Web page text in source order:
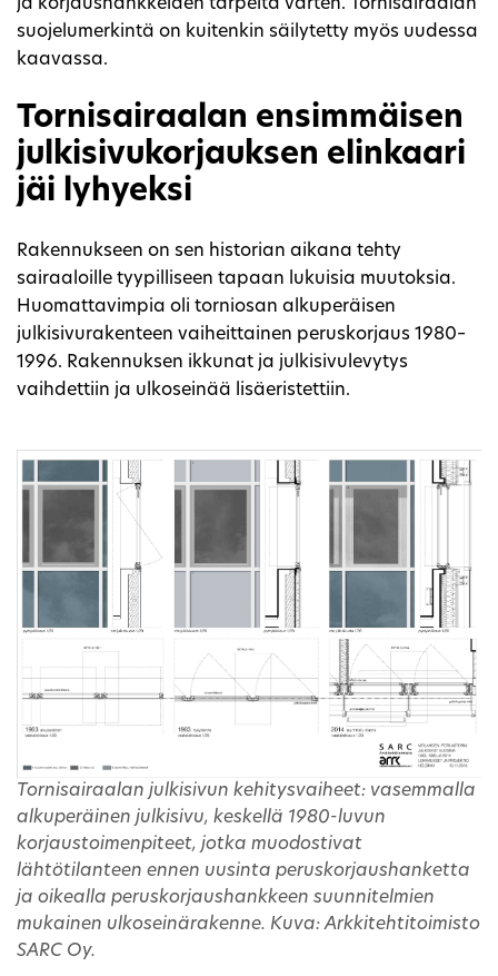
ja korjaushankkeiden tarpeita varten. Tornisairaalan
suojelumerkintä on kuitenkin säilytetty myös uudessa
kaavassa.
Tornisairaalan ensimmäisen
julkisivukorjauksen elinkaari
jäi lyhyeksi
Rakennukseen on sen historian aikana tehty
sairaaloille tyypilliseen tapaan lukuisia muutoksia.
Huomattavimpia oli torniosan alkuperäisen
julkisivurakenteen vaiheittainen peruskorjaus 1980–
1996. Rakennuksen ikkunat ja julkisivulevytys
vaihdettiin ja ulkoseinää lisäeristettiin.
Tornisairaalan julkisivun kehitysvaiheet: vasemmalla
alkuperäinen julkisivu, keskellä 1980-luvun
korjaustoimenpiteet, jotka muodostivat
lähtötilanteen ennen uusinta peruskorjaushanketta
ja oikealla peruskorjaushankkeen suunnitelmien
mukainen ulkoseinärakenne. Kuva: Arkkitehtitoimisto
SARC Oy.